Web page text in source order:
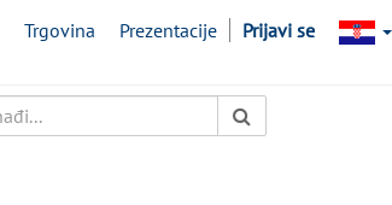
Trgovina Prezentacije Prijavi se